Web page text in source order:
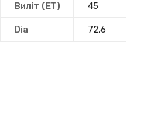
Виліт (ЕТ) 45
Dia 72.6